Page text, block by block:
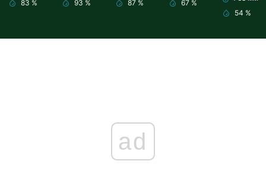
83 %
93 %
87 %
67 %
54 %
ad